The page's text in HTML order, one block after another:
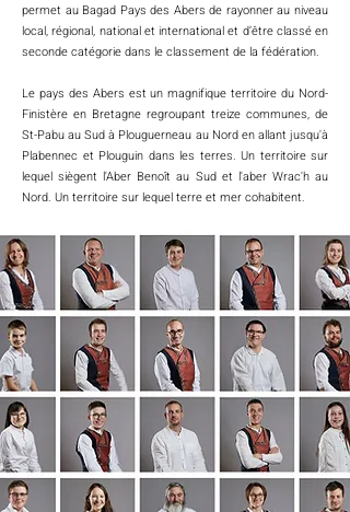
permet au Bagad Pays des Abers de rayonner au niveau
local, régional, national et international et d’être classé en
seconde catégorie dans le classement de la fédération.
Le pays des Abers est un magnifique territoire du Nord-
Finistère en Bretagne regroupant treize communes, de
St-Pabu au Sud à Plouguerneau au Nord en allant jusqu'à
Plabennec et Plouguin dans les terres. Un territoire sur
lequel siègent l'Aber Benoît au Sud et l'aber Wrac'h au
Nord. Un territoire sur lequel terre et mer cohabitent.